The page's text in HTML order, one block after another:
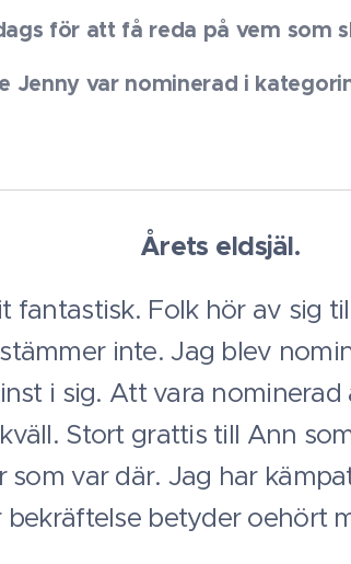
för att få reda på vem som
Jenny var nominerad i
eldsjäl.
fantastisk. Folk hör av sig
inte. Jag blev
i sig. Att vara
Stort grattis till Ann
som var där. Jag har
bekräftelse betyder oehört